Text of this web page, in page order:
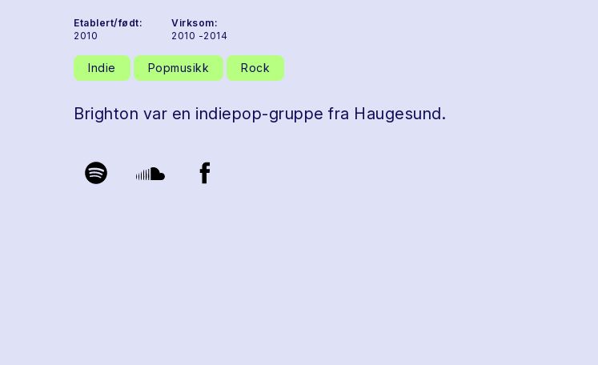
Etablert/født:
2010
Virksom:
2010 -2014
Indie Popmusikk Rock
Brighton var en indiepop-gruppe fra Haugesund.